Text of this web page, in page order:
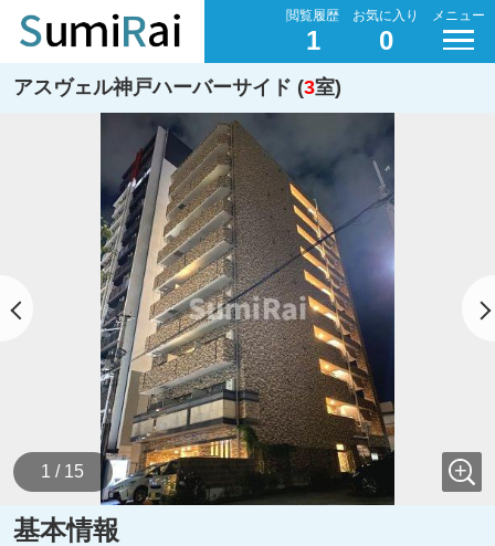
閲覧履歴
1
お気に入り
0
メニュー
アスヴェル神戸ハーバーサイド (3室)
1 / 15
基本情報